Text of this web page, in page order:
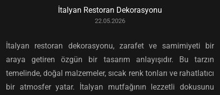
İtalyan Restoran Dekorasyonu
22.05.2026
İtalyan restoran dekorasyonu, zarafet ve samimiyeti bir
araya getiren özgün bir tasarım anlayışıdır. Bu tarzın
temelinde, doğal malzemeler, sıcak renk tonları ve rahatlatıcı
bir atmosfer yatar. İtalyan mutfağının lezzetli dokusunu